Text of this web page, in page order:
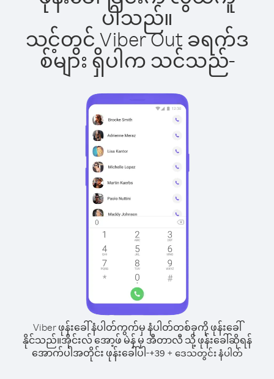
ပါသည်။
သင့်တွင် Viber Out ခရက်ဒ
စ်များ ရှိပါက သင်သည်-
Viber ဖုန်းခေါ်နံပါတ်ကွက်မှ နံပါတ်တစ်ခုကို ဖုန်းခေါ်
နိုင်သည်။အိုင်းလ် အော့ဖ် မဲန် မှ အီတာလီ သို့ ဖုန်းခေါ်ဆိုရန်
အောက်ပါအတိုင်း ဖုန်းခေါ်ပါ-+39 + ဒေသတွင်း နံပါတ်